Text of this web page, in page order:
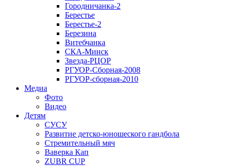
Городничанка-2
Берестье
Берестье-2
Березина
Витебчанка
СКА-Минск
Звезда-РЦОР
РГУОР-Сборная-2008
РГУОР-сборная-2010
Медиа
Фото
Видео
Детям
СУСУ
Развитие детско-юношеского гандбола
Стремительный мяч
Ваверка Кап
ZUBR CUP